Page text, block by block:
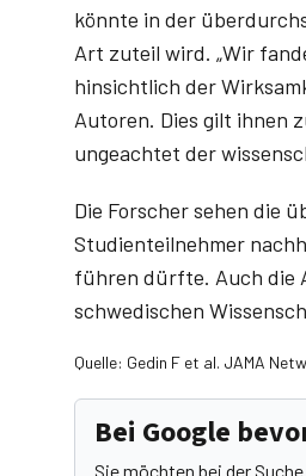
könnte in der
Art zuteil wird. „Wir
hinsichtlich der
Autoren. Dies gilt ihnen
ungeachtet der
Die Forscher sehen die
Studienteilnehmer
führen dürfte. Auch die
schwedischen
Quelle: Gedin F et al. JAMA
Bei Google
Sie möchten bei der